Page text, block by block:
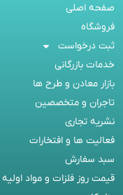
صفحه اصلی
فروشگاه
ثبت درخواست
خدمات بازرگانی
بازار معادن و طرح ها
تاجران و متخصصین
نشریه تجاری
فعالیت ها و افتخارات
سبد سفارش
قیمت روز فلزات و مواد اولیه